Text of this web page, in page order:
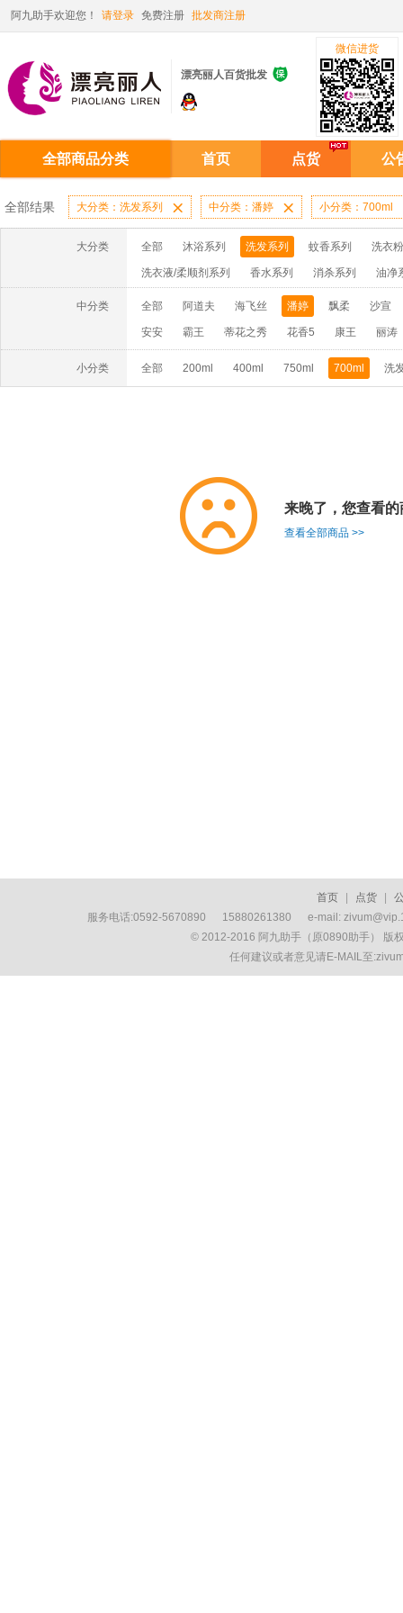
阿九助手欢迎您！ 请登录 免费注册 批发商注册
漂亮丽人百货批发 
微信进货
全部商品分类 首页 点货 公
全部结果 大分类：洗发系列  中分类：潘婷  小分类：700ml
大分类 全部 沐浴系列 洗发系列 蚊香系列 洗衣
洗衣液/柔顺剂系列 香水系列 消杀系列 油净
啫喱膏/水系列 厨房油污系列 玻璃/地板/清洁系
牙膏系列 牙刷系列 固发定型系列 染发系列
洗洁精系列 保健品系列 雨伞系列家用帆布洗洁
中分类 全部 阿道夫 海飞丝 潘婷 飘柔 沙宣
安安 霸王 蒂花之秀 花香5 康王 丽涛
小分类 全部 200ml 400ml 750ml 700ml 洗
来晚了，您查看
查看全部商品 >>
首页 点货
服务电话:0592-5670890 15880261380 e-mail:
© 2012-2016 阿九助手（原0890助手） 版
任何建议或者意见请E-MAIL至